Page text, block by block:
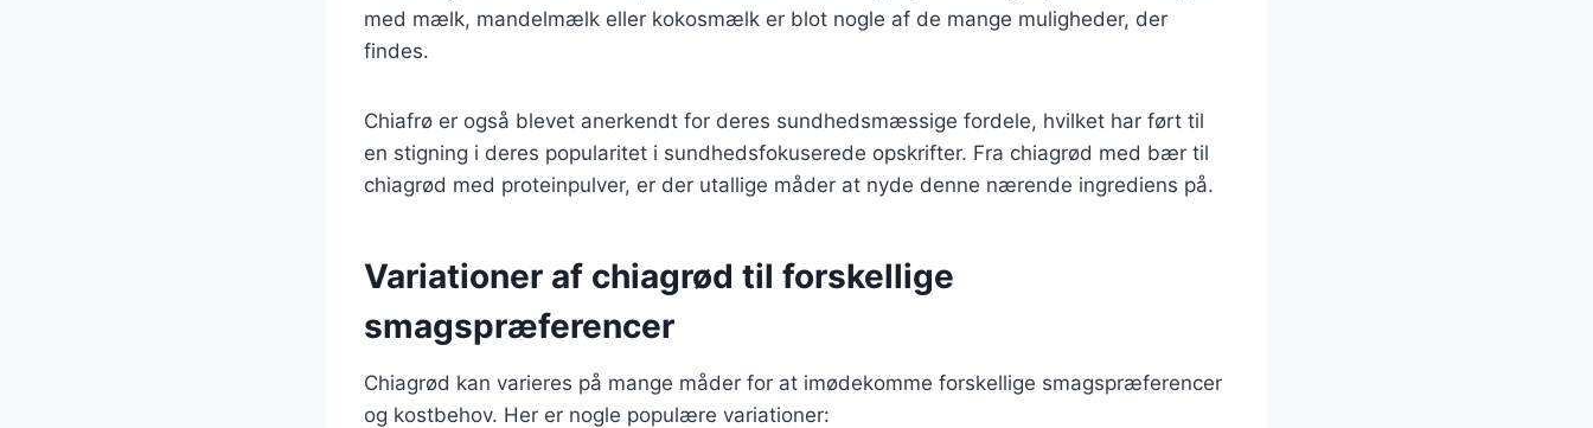
med mælk, mandelmælk eller kokosmælk er blot nogle af de mange muligheder, der
findes.
Chiafrø er også blevet anerkendt for deres sundhedsmæssige fordele, hvilket har ført til
en stigning i deres popularitet i sundhedsfokuserede opskrifter. Fra chiagrød med bær til
chiagrød med proteinpulver, er der utallige måder at nyde denne nærende ingrediens på.
Variationer af chiagrød til forskellige
smagspræferencer
Chiagrød kan varieres på mange måder for at imødekomme forskellige smagspræferencer
og kostbehov. Her er nogle populære variationer: